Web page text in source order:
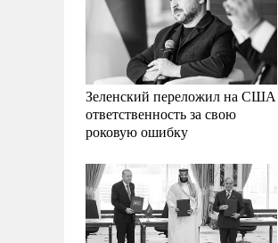
Зеленский переложил на США
ответственность за свою
роковую ошибку